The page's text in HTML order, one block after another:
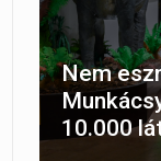
Nem
10.000